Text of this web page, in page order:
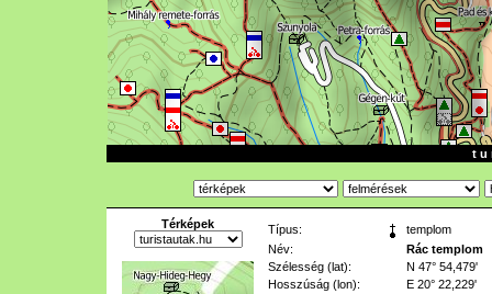
t u
Térképek Típus:
templom
Név:
Rác templom
Szélesség (lat):
N 47° 54,479'
Hosszúság (lon):
E 20° 22,229'